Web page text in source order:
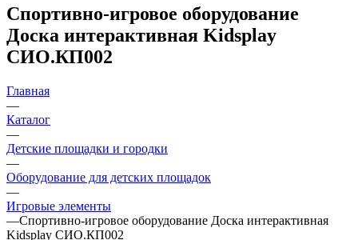
Спортивно-игровое оборудование
Доска интерактивная Kidsplay
СИО.КП002
Главная
—
Каталог
—
Детские площадки и городки
—
Оборудование для детских площадок
—
Игровые элементы
—Спортивно-игровое оборудование Доска интерактивная
Kidsplay СИО.КП002